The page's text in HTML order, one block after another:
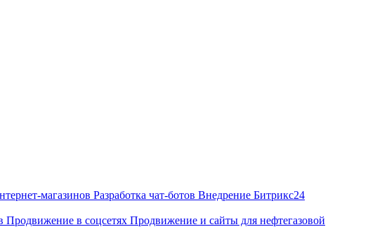
магазинов Разработка чат‑ботов Внедрение Битрикс24
Продвижение в соцсетях Продвижение и сайты для нефтегазовой